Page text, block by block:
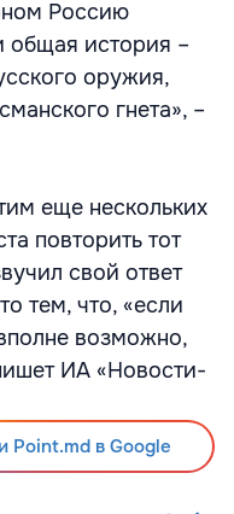
Россию
общая история –
оружия,
гнета», –
еще нескольких
повторить тот
свой ответ
тем, что, «если
возможно,
ИА «Новости-
Point.md в Google